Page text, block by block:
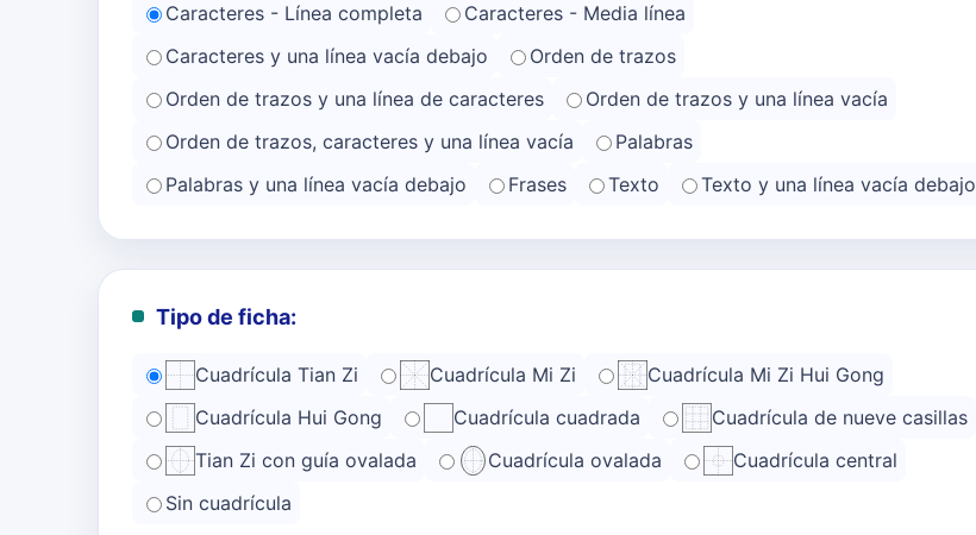
Caracteres - Línea completa
Caracteres - Media línea
Caracteres y una línea vacía debajo
Orden de trazos
Orden de trazos y una línea de caracteres
Orden de trazos y una línea vacía
Orden de trazos, caracteres y una línea vacía
Palabras
Palabras y una línea vacía debajo
Frases Texto Texto y una línea vacía debajo
Tipo de ficha:
Cuadrícula Tian Zi Cuadrícula Mi Zi
Cuadrícula Mi Zi Hui Gong
Cuadrícula Hui Gong
Cuadrícula cuadrada
Cuadrícula de nueve casillas
Tian Zi con guía ovalada
Cuadrícula ovalada
Cuadrícula central
Sin cuadrícula